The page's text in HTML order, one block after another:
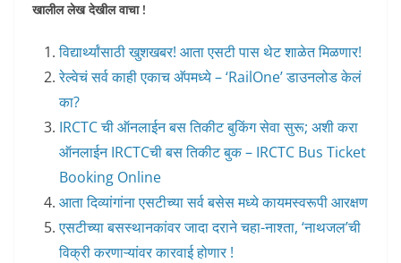
खालील लेख देखील वाचा !
विद्यार्थ्यांसाठी खुशखबर! आता एसटी पास थेट शाळेत मिळणार!
रेल्वेचं सर्व काही एकाच अ‍ॅपमध्ये – ‘RailOne’ डाउनलोड केलं
का?
IRCTC ची ऑनलाईन बस तिकीट बुकिंग सेवा सुरू; अशी करा
ऑनलाईन IRCTCची बस तिकीट बुक – IRCTC Bus Ticket
Booking Online
आता दिव्यांगांना एसटीच्या सर्व बसेस मध्ये कायमस्वरूपी आरक्षण
एसटीच्या बसस्थानकांवर जादा दराने चहा-नाश्ता, ‘नाथजल’ची
विक्री करणाऱ्यांवर कारवाई होणार !